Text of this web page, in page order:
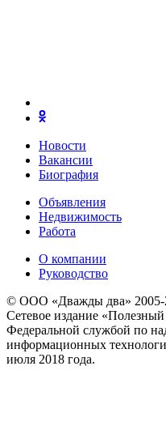
Новости
Вакансии
Биография
Объявления
Недвижимость
Работа
О компании
Руководство
© ООО «Дважды два» 2005-
Сетевое издание
Федеральной службой по
информационных
июля 2018 года.